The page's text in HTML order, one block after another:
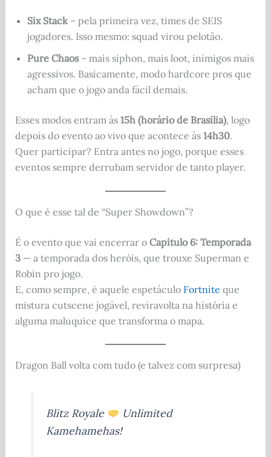
Six Stack– pela primeira vez, times de SEIS
jogadores. Isso mesmo: squad virou pelotão.
Pure Chaos– mais siphon, mais loot, inimigos mais
agressivos. Basicamente, modo hardcore pros que
acham que o jogo anda fácil demais.
Esses modos entram às 15h (horário de Brasília), logo
depois do evento ao vivo que acontece às 14h30.
Quer participar? Entra antes no jogo, porque esses
eventos sempre derrubam servidor de tanto player.
O que é esse tal de “Super Showdown”?
É o evento que vai encerrar o Capítulo 6: Temporada
3— a temporada dos heróis, que trouxe Superman e
Robin pro jogo.
E, como sempre, é aquele espetáculo Fortnite que
mistura cutscene jogável, reviravolta na história e
alguma maluquice que transforma o mapa.
Dragon Ball volta com tudo (e talvez com surpresa)
Blitz Royale
Unlimited
Kamehamehas!